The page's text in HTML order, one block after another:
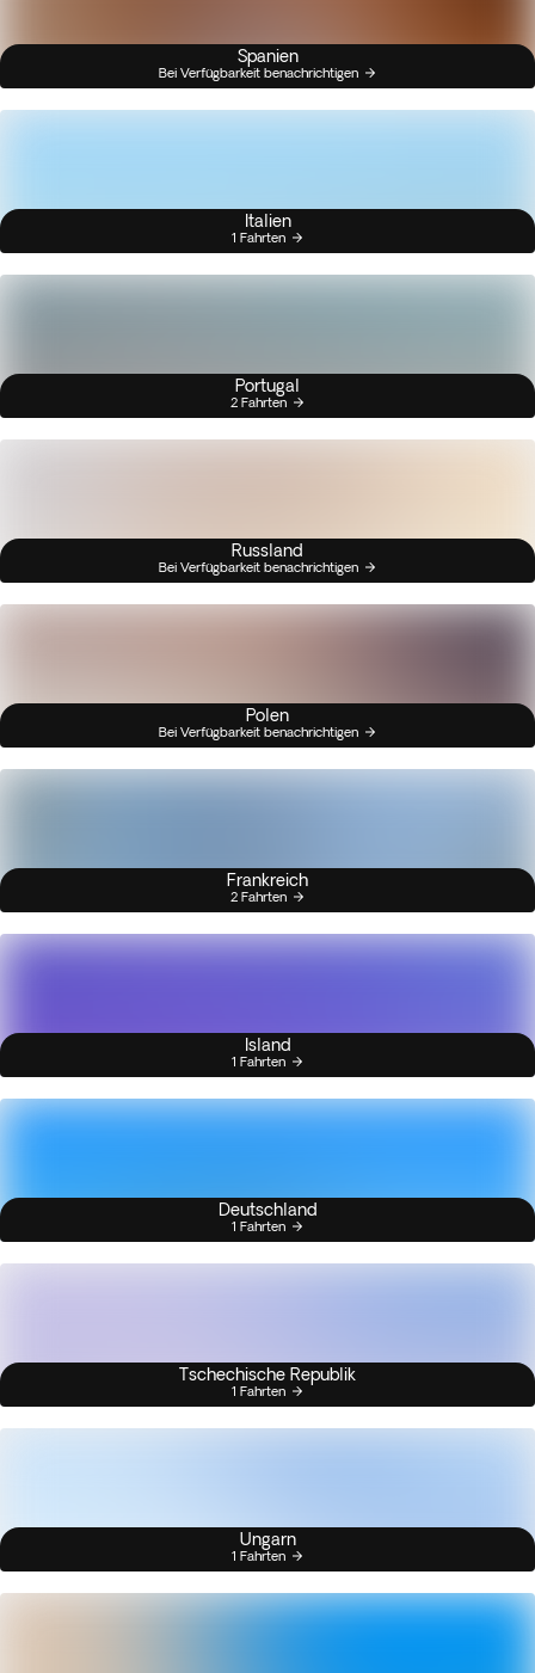
Spanien
Bei Verfügbarkeit benachrichtigen
Italien
1 Fahrten
Portugal
2 Fahrten
Russland
Bei Verfügbarkeit benachrichtigen
Polen
Bei Verfügbarkeit benachrichtigen
Frankreich
2 Fahrten
Island
1 Fahrten
Deutschland
1 Fahrten
Tschechische Republik
1 Fahrten
Ungarn
1 Fahrten